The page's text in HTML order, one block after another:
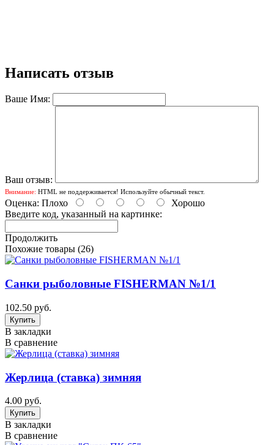
Написать отзыв
Ваше Имя:
Ваш отзыв:
Внимание: HTML не поддерживается! Используйте обычный текст.
Оценка: Плохо
Хорошо
Введите код, указанный на картинке:
Продолжить
Похожие товары (26)
Санки рыболовные FISHERMAN №1/1
102.50 руб.
В закладки
В сравнение
Жерлица (ставка) зимняя
4.00 руб.
В закладки
В сравнение